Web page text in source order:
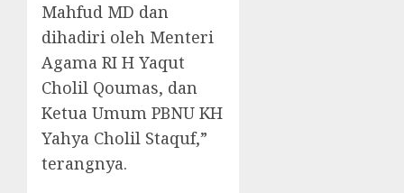
Mahfud MD dan
dihadiri oleh Menteri
Agama RI H Yaqut
Cholil Qoumas, dan
Ketua Umum PBNU KH
Yahya Cholil Staquf,”
terangnya.